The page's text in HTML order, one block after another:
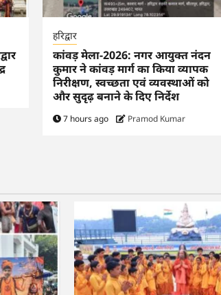
हरिद्वार
कांवड़ मेला-2026: नगर आयुक्त नंदन
कुमार ने कांवड़ मार्ग का किया व्यापक
निरीक्षण, स्वच्छता एवं व्यवस्थाओं को
और सुदृढ़ बनाने के दिए निर्देश
7 hours ago Pramod Kumar